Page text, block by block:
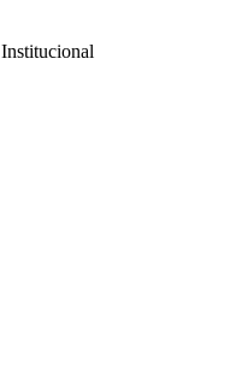
Institucional